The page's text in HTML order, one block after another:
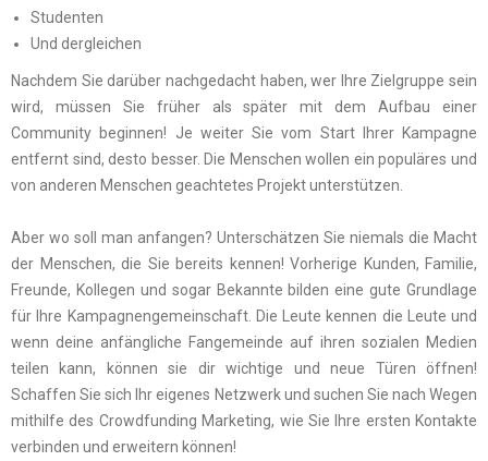
Studenten
Und dergleichen
Nachdem Sie darüber nachgedacht haben, wer Ihre Zielgruppe sein
wird, müssen Sie früher als später mit dem Aufbau einer
Community beginnen! Je weiter Sie vom Start Ihrer Kampagne
entfernt sind, desto besser. Die Menschen wollen ein populäres und
von anderen Menschen geachtetes Projekt unterstützen.
Aber wo soll man anfangen? Unterschätzen Sie niemals die Macht
der Menschen, die Sie bereits kennen! Vorherige Kunden, Familie,
Freunde, Kollegen und sogar Bekannte bilden eine gute Grundlage
für Ihre Kampagnengemeinschaft. Die Leute kennen die Leute und
wenn deine anfängliche Fangemeinde auf ihren sozialen Medien
teilen kann, können sie dir wichtige und neue Türen öffnen!
Schaffen Sie sich Ihr eigenes Netzwerk und suchen Sie nach Wegen
mithilfe des Crowdfunding Marketing, wie Sie Ihre ersten Kontakte
verbinden und erweitern können!